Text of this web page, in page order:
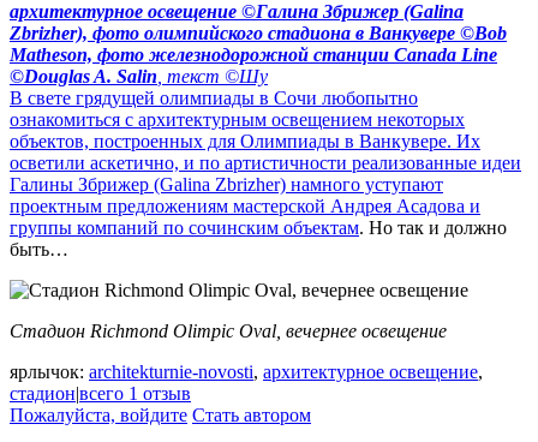
архитектурное освещение ©Галина Збрижер (Galina
Zbrizher), фото олимпийского стадиона в Ванкувере ©Bob
Matheson, фото железнодорожной станции Canada Line
©Douglas A. Salin , текст ©Шу
В свете грядущей олимпиады в Сочи любопытно
ознакомиться с архитектурным освещением некоторых
объектов, построенных для Олимпиады в Ванкувере. Их
осветили аскетично, и по артистичности реализованные идеи
Галины Збрижер (Galina Zbrizher) намного уступают
проектным предложениям мастерской Андрея Асадова и
группы компаний по сочинским объектам. Но так и должно
быть…
Стадион Richmond Olimpic Oval, вечернее освещение
ярлычок: architekturnie-novosti, архитектурное освещение,
стадион|всего 1 отзыв
Пожалуйста, войдите Стать автором